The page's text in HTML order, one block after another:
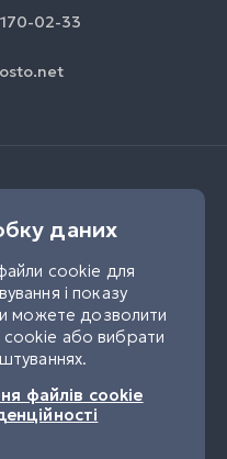
02-33
даних
cookie для
і показу
можете дозволити
cookie або вибрати
файлів cookie